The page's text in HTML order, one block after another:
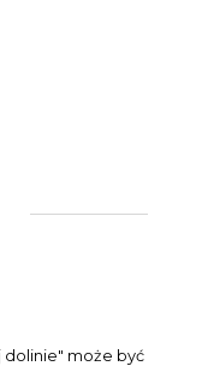
dolinie" może być